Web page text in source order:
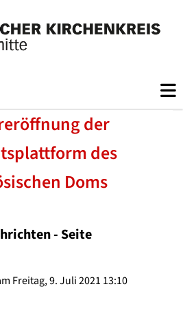
der
des
Doms
- Seite
Freitag, 9. Juli 2021 13:10